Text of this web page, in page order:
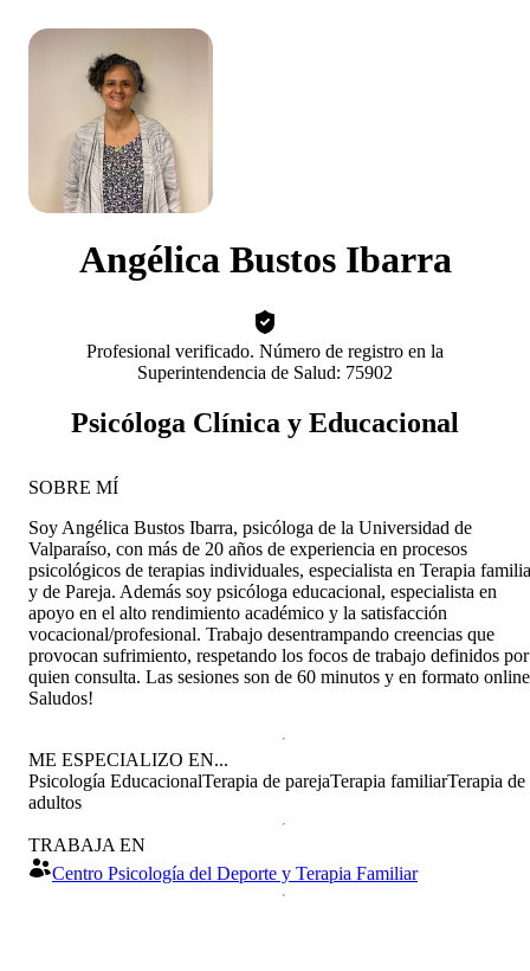
Angélica Bustos Ibarra
Profesional verificado. Número de registro en la
Superintendencia de Salud: 75902
Psicóloga Clínica y Educacional
SOBRE MÍ
Soy Angélica Bustos Ibarra, psicóloga de la Universidad de
Valparaíso, con más de 20 años de experiencia en procesos
psicológicos de terapias individuales, especialista en Terapia
y de Pareja. Además soy psicóloga educacional, especialista en
apoyo en el alto rendimiento académico y la satisfacción
vocacional/profesional. Trabajo desentrampando creencias que
provocan sufrimiento, respetando los focos de trabajo definidos por
quien consulta. Las sesiones son de 60 minutos y en formato
Saludos!
ME ESPECIALIZO EN...
Psicología EducacionalTerapia de parejaTerapia familiarTerapia de
adultos
TRABAJA EN
Centro Psicología del Deporte y Terapia Familiar